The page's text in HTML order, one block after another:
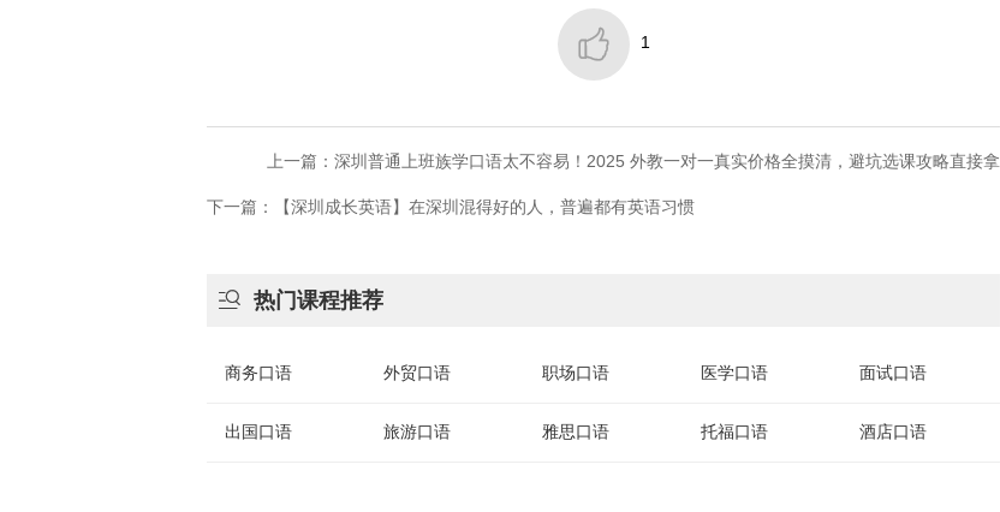
 1
上一篇：深圳普通上班族学口语太不容易！2025 外教一对一真实价格全摸清，避坑选课攻略直接拿
下一篇：【深圳成长英语】在深圳混得好的人，普遍都有英语习惯
 热门课程推荐
商务口语 外贸口语 职场口语 医学口语 面试口语
出国口语 旅游口语 雅思口语 托福口语 酒店口语